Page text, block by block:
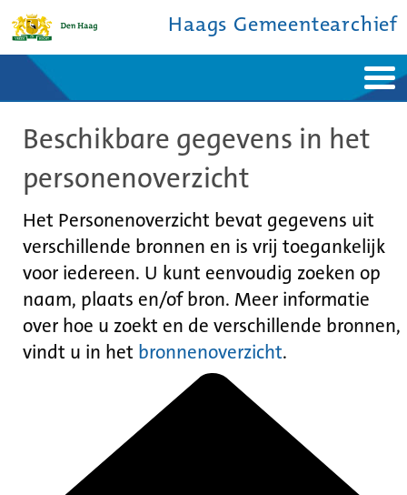
Haags Gemeentearchief
Ontdek de stad
De studiezaal
Bronnen en collecties
Contact
Beschikbare gegevens in het
personenoverzicht
Het Personenoverzicht bevat gegevens uit
verschillende bronnen en is vrij toegankelijk
voor iedereen. U kunt eenvoudig zoeken op
naam, plaats en/of bron. Meer informatie
over hoe u zoekt en de verschillende bronnen,
vindt u in het bronnenoverzicht.